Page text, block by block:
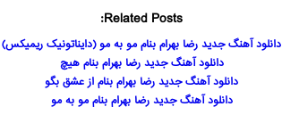
Related Posts:
دانلود آهنگ جدید رضا بهرام بنام مو به مو (دایناتونیک ریمیکس)
دانلود آهنگ جدید رضا بهرام بنام هیچ
دانلود آهنگ جدید رضا بهرام بنام از عشق بگو
دانلود آهنگ جدید رضا بهرام بنام مو به مو